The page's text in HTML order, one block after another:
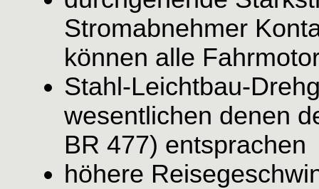
Stromabnehmer
können alle
Stahl-Leichtbau-
wesentlichen denen
BR 477) entsprachen
höhere